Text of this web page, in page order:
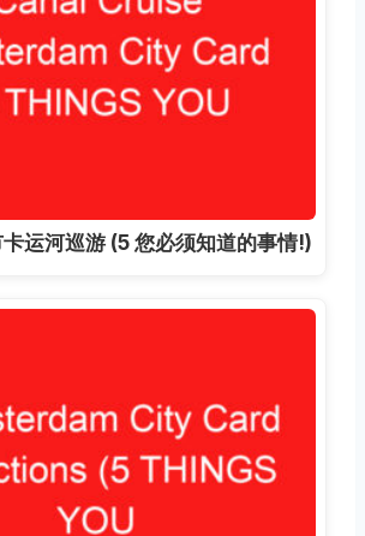
运河巡游 (5 您必须知道的事情!)